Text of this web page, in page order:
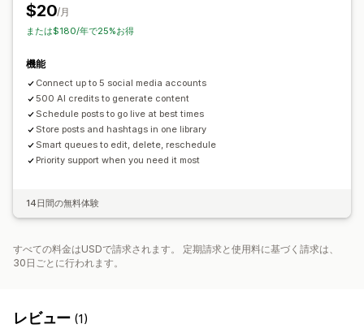
$20/月
または$180/年で25%お得
機能
Connect up to 5 social media accounts
500 AI credits to generate content
Schedule posts to go live at best times
Store posts and hashtags in one library
Smart queues to edit, delete, reschedule
Priority support when you need it most
14日間の無料体験
すべての料金はUSDで請求されます。 定期請求と使用料に基づく請求は、
30日ごとに行われます。
レビュー (1)